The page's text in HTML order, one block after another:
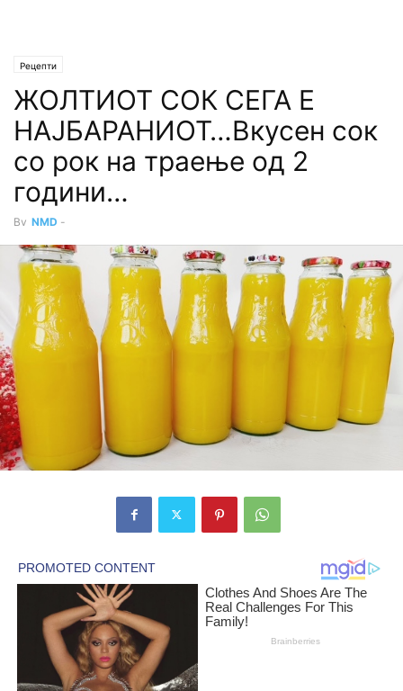
Рецепти
ЖОЛТИОТ СОК СЕГА Е
НАЈБАРАНИОТ…Вкусен сок
со рок на траење од 2
години…
By NMD -